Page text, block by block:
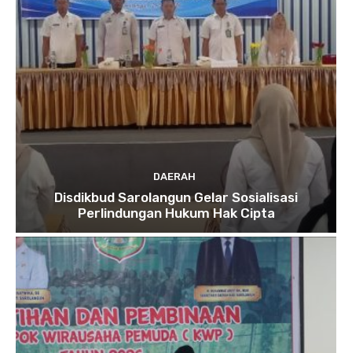
DAERAH
Disdikbud Sarolangun Gelar Sosialisasi
Perlindungan Hukum Hak Cipta